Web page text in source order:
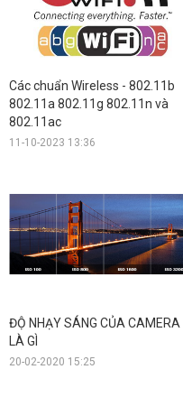
Các chuẩn Wireless - 802.11b
802.11a 802.11g 802.11n và
802.11ac
11-10-2023 13:36
ĐỘ NHẠY SÁNG CỦA CAMERA
LÀ GÌ
20-02-2020 15:25